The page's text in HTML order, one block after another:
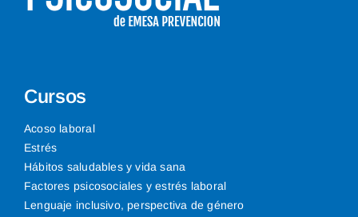
Cursos
Acoso laboral
Estrés
Hábitos saludables y vida sana
Factores psicosociales y estrés laboral
Lenguaje inclusivo, perspectiva de género